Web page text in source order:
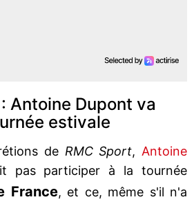
Antoine Dupont va
estivale
de RMC Sport, Antoine
pas participer à la tournée
France, et ce, même s'il n'a